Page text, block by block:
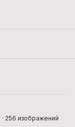
· 256 изображений